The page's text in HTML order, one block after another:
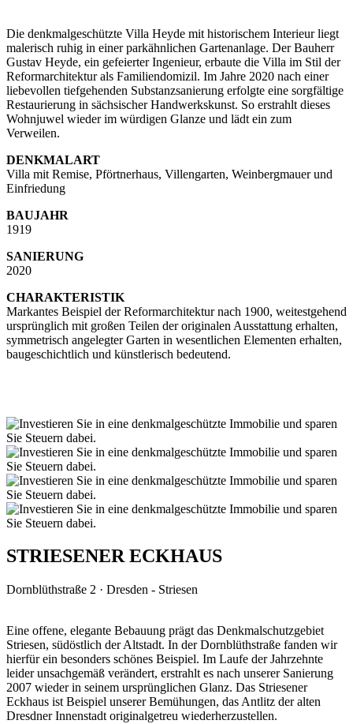
Die denkmalgeschützte Villa Heyde mit historischem Interieur liegt
malerisch ruhig in einer parkähnlichen Gartenanlage. Der Bauherr
Gustav Heyde, ein gefeierter Ingenieur, erbaute die Villa im Stil der
Reformarchitektur als Familiendomizil. Im Jahre 2020 nach einer
liebevollen tiefgehenden Substanzsanierung erfolgte eine sorgfältige
Restaurierung in sächsischer Handwerkskunst. So erstrahlt dieses
Wohnjuwel wieder im würdigen Glanze und lädt ein zum
Verweilen.
DENKMALART
Villa mit Remise, Pförtnerhaus, Villengarten, Weinbergmauer und
Einfriedung
BAUJAHR
1919
SANIERUNG
2020
CHARAKTERISTIK
Markantes Beispiel der Reformarchitektur nach 1900, weitestgehend
ursprünglich mit großen Teilen der originalen Ausstattung erhalten,
symmetrisch angelegter Garten in wesentlichen Elementen erhalten,
baugeschichtlich und künstlerisch bedeutend.
STRIESENER ECKHAUS
Dornblüthstraße 2 · Dresden - Striesen
Eine offene, elegante Bebauung prägt das Denkmalschutzgebiet
Striesen, südöstlich der Altstadt. In der Dornblüthstraße fanden wir
hierfür ein besonders schönes Beispiel. Im Laufe der Jahrzehnte
leider unsachgemäß verändert, erstrahlt es nach unserer Sanierung
2007 wieder in seinem ursprünglichen Glanz. Das Striesener
Eckhaus ist Beispiel unserer Bemühungen, das Antlitz der alten
Dresdner Innenstadt originalgetreu wiederherzustellen.